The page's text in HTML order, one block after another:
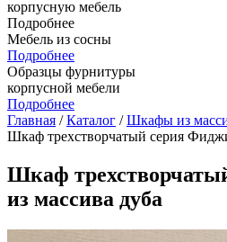
корпусную мебель
Подробнее
Мебель из сосны
Подробнее
Образцы фурнитуры
корпусной мебели
Подробнее
Главная /Каталог /Шкафы из
Шкаф трехстворчатый серия
Шкаф
из массива дуба